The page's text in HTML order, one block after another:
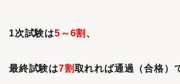
1次試験は5～6割 、
最終試験は7割取れれば通過（合格）